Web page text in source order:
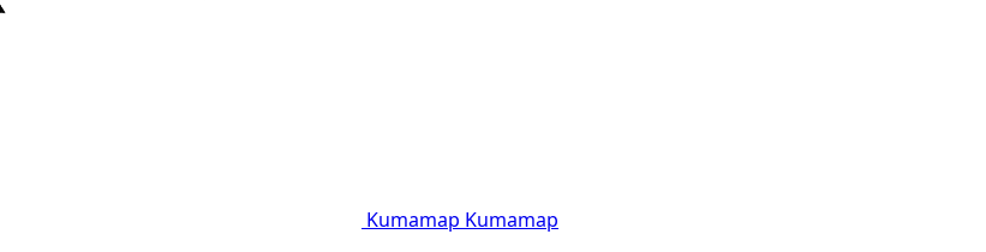
Kumamap Kumamap